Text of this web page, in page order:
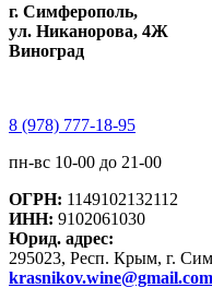
г. Симферополь,
ул. Никанорова, 4Ж
Виноград
8 (978) 777-18-95
пн-вс 10-00 до 21-00
ОГРН: 1149102132112
ИНН: 9102061030
Юрид. адрес:
295023, Респ. Крым, г.
krasnikov.wine@gmail.com